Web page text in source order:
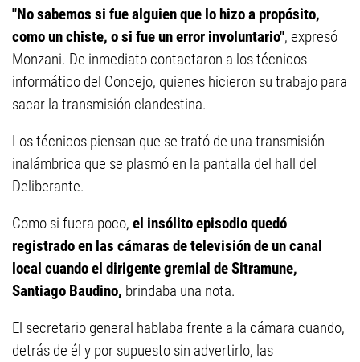
"No sabemos si fue alguien que lo hizo a propósito,
como un chiste, o si fue un error involuntario", expresó
Monzani. De inmediato contactaron a los técnicos
informático del Concejo, quienes hicieron su trabajo para
sacar la transmisión clandestina.
Los técnicos piensan que se trató de una transmisión
inalámbrica que se plasmó en la pantalla del hall del
Deliberante.
Como si fuera poco, el insólito episodio quedó
registrado en las cámaras de televisión de un canal
local cuando el dirigente gremial de Sitramune,
Santiago Baudino, brindaba una nota.
El secretario general hablaba frente a la cámara cuando,
detrás de él y por supuesto sin advertirlo, las